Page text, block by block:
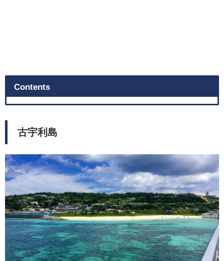
Contents
古宇利島